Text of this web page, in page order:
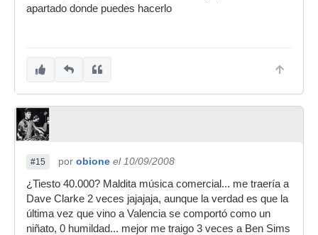
apartado donde puedes hacerlo
#15 por obione el 10/09/2008
¿Tiesto 40.000? Maldita música comercial... me traería a
Dave Clarke 2 veces jajajaja, aunque la verdad es que la
última vez que vino a Valencia se comportó como un
niñato, 0 humildad... mejor me traigo 3 veces a Ben Sims